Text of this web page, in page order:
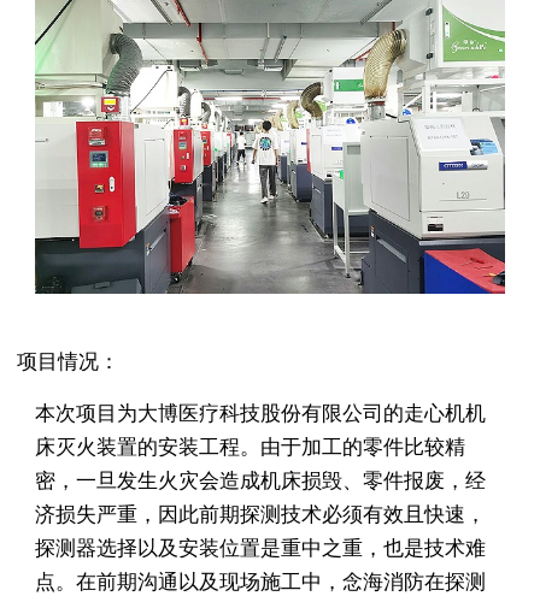
项目情况：
本次项目为大博医疗科技股份有限公司的走心机机
床灭火装置的安装工程。由于加工的零件比较精
密，一旦发生火灾会造成机床损毁、零件报废，经
济损失严重，因此前期探测技术必须有效且快速，
探测器选择以及安装位置是重中之重，也是技术难
点。在前期沟通以及现场施工中，念海消防在探测